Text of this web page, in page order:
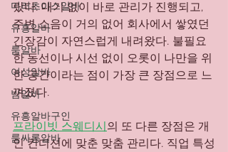
미러초이스알바'
유흥알바
룸알바
여성알바
밤알바
유흥알바구인
룸싸롱알바
랐다. 대기 없이 바로 관리가 진행되고,
주변 소음이 거의 없어 회사에서 쌓였던
긴장감이 자연스럽게 내려왔다. 불필요
한 동선이나 시선 없이 오롯이 나만을 위
한 공간이라는 점이 가장 큰 장점으로 느
껴졌다.
프라이빗 스웨디시의 또 다른 장점은 개
인 컨디션에 맞춘 맞춤 관리다. 직업 특성